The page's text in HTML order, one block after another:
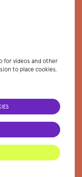
for videos and other
to place cookies.